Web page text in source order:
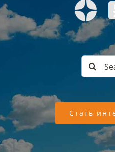
Search
for:
Стать